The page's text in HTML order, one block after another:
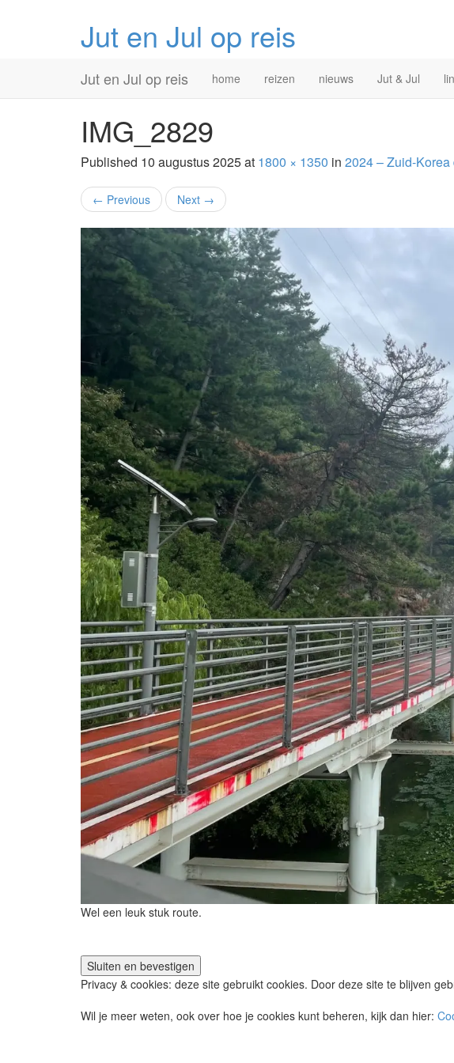
Jut en Jul op reis
Menu
content
Jut en Jul op reis home reizen nieuws Jut & Jul
IMG_2829
Published 10 augustus 2025at 1800 × 1350 in 2024 – Zuid-Korea
← Previous Next →
Wel een leuk stuk route.
Privacy & cookies: deze site gebruikt cookies. Door deze site te blijven
Wil je meer weten, ook over hoe je cookies kunt beheren, kijk dan hier: